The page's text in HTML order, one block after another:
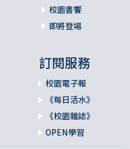
校園書饗
即將登場
訂閱服務
校園電子報
《每日活水》
《校園雜誌》
OPEN學習